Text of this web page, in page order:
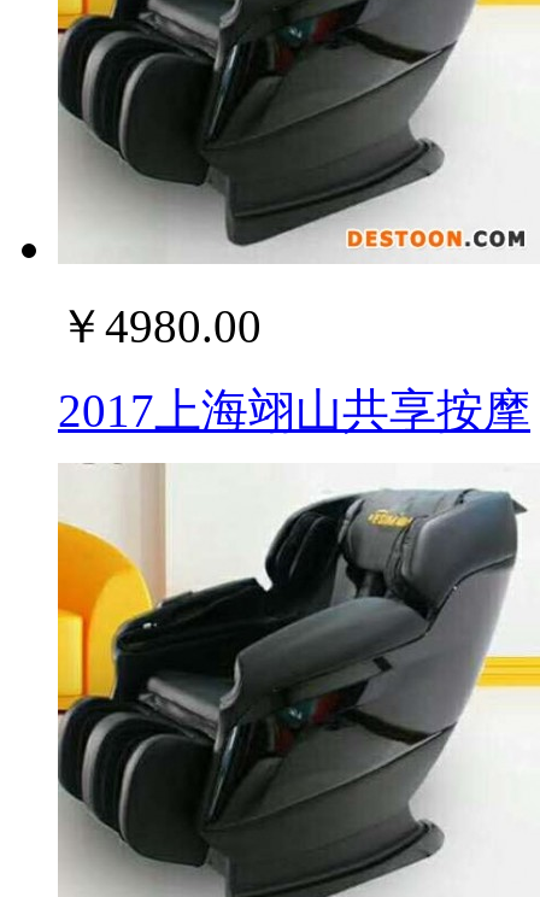
￥4980.00
2017上海翊山共享按摩